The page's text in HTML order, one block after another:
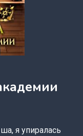
я упиралась